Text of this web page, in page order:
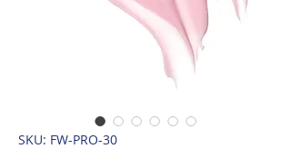
SKU: FW-PRO-30